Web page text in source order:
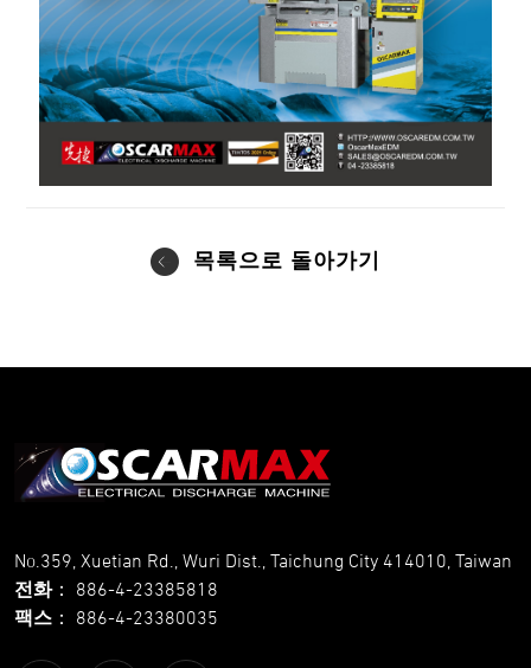
목록으로 돌아가기
No.359, Xuetian Rd., Wuri Dist., Taichung City 414010, Taiwan
전화： 886-4-23385818
팩스 ： 886-4-23380035